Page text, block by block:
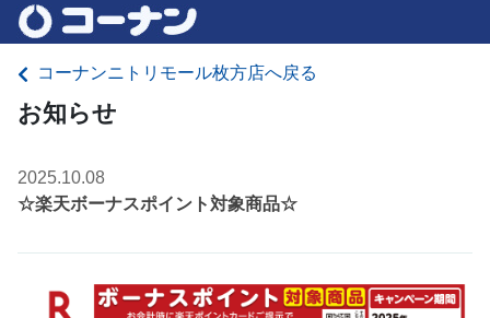
コーナンニトリモール枚方店へ戻る
お知らせ
2025.10.08
☆楽天ボーナスポイント対象商品☆